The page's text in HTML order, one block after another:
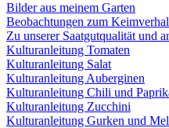
Bilder aus meinem Garten
Beobachtungen zum
Zu unserer Saatgutqualität und
Kulturanleitung Tomaten
Kulturanleitung Salat
Kulturanleitung Auberginen
Kulturanleitung Chili und
Kulturanleitung Zucchini
Kulturanleitung Gurken und